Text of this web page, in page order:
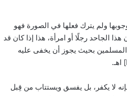
ولم يترك فعلها في الصورة فهو
الجاحد رجلًا أو امرأة، هذا إذا كان قد
المسلمين بحيث يجوز أن يخفى عليه
اهـ.
لا يكفر، بل يفسق ويستتاب من قِبل